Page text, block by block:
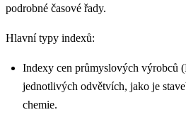
podrobné časové řady.
Hlavní typy indexů:
Indexy cen průmyslových výrobců
jednotlivých odvětvích, jako je
chemie.